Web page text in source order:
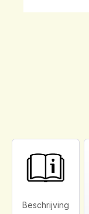
Beschrijving